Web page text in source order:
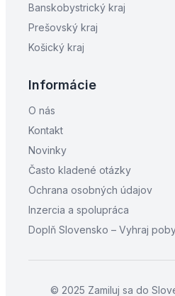
Banskobystrický kraj
Prešovský kraj
Košický kraj
Informácie
O nás
Kontakt
Novinky
Často kladené otázky
Ochrana osobných údajov
Inzercia a spolupráca
Doplň Slovensko – Vyhraj
© 2025 Zamiluj sa do